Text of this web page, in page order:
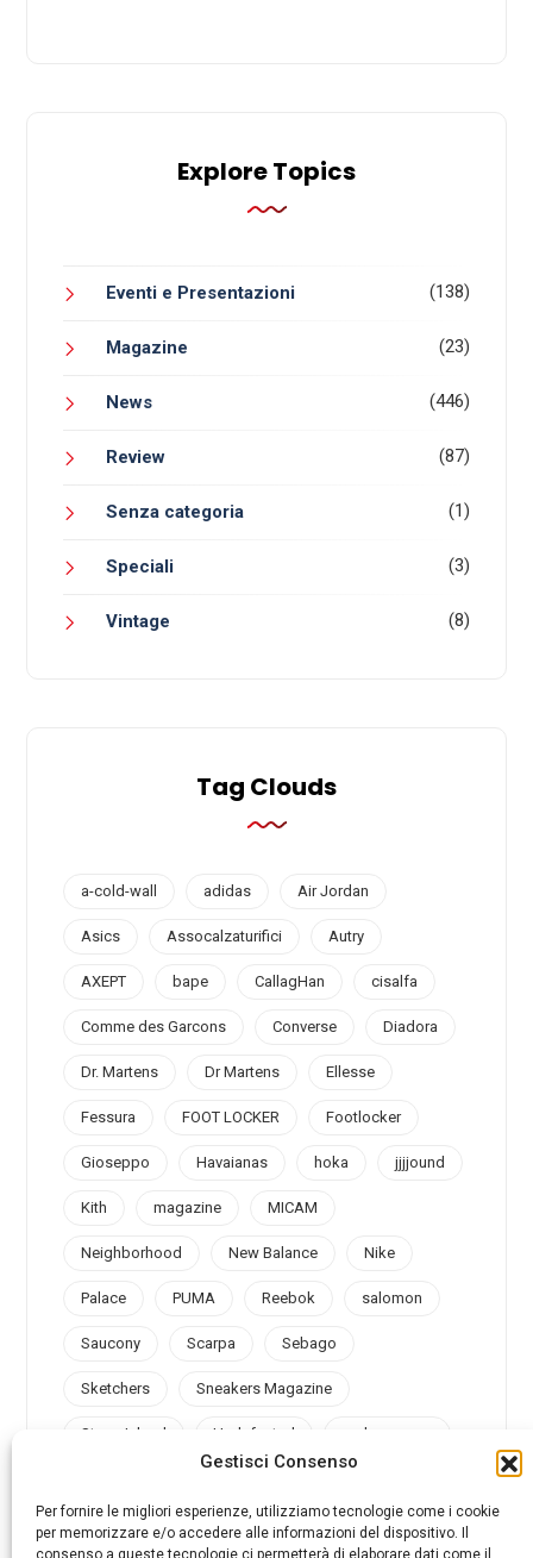
Gestisci Consenso
Per fornire le migliori esperienze, utilizziamo tecnologie come i cookie
per memorizzare e/o accedere alle informazioni del dispositivo. Il
consenso a queste tecnologie ci permetterà di elaborare dati come il
Explore Topics
Eventi e Presentazioni (138)
Magazine (23)
News (446)
Review (87)
Senza categoria (1)
Speciali (3)
Vintage (8)
Tag Clouds
a-cold-wall adidas Air Jordan
Asics Assocalzaturifici Autry
AXEPT bape CallagHan cisalfa
Comme des Garcons Converse Diadora
Dr. Martens Dr Martens Ellesse
Fessura FOOT LOCKER Footlocker
Gioseppo Havaianas hoka jjjjound
Kith magazine MICAM
Neighborhood New Balance Nike
Palace PUMA Reebok salomon
Saucony Scarpa Sebago
Sketchers Sneakers Magazine
Stone Island Undefeated under armour